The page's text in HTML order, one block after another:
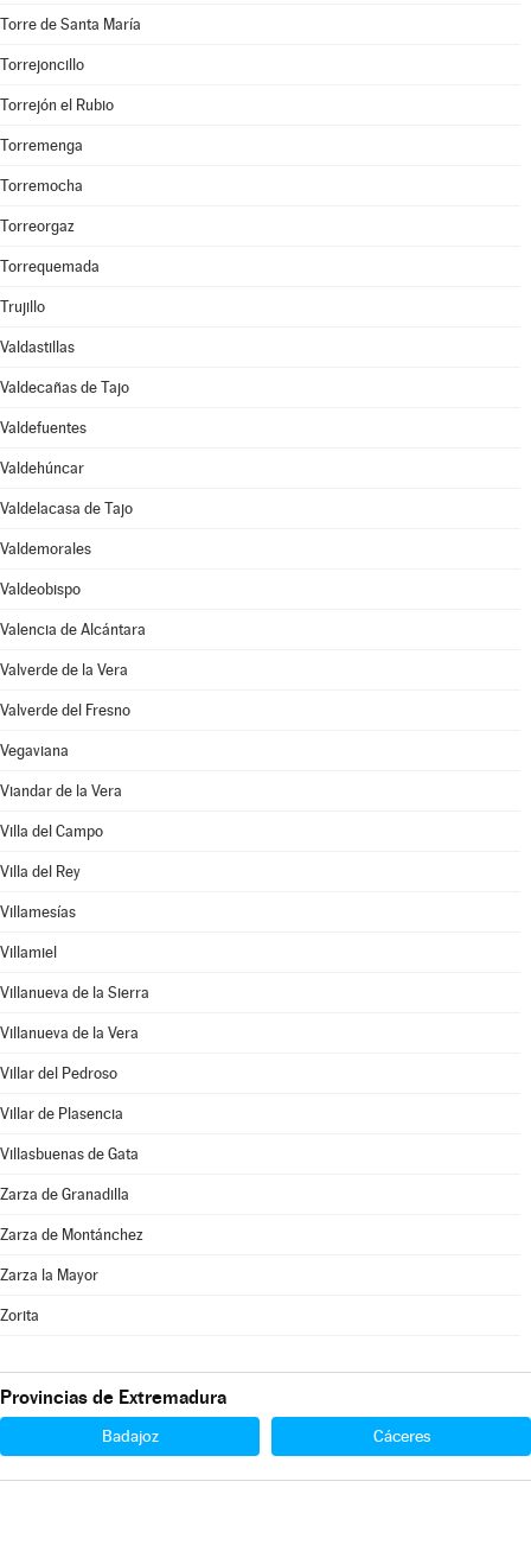
Torre de Santa María
Torrejoncillo
Torrejón el Rubio
Torremenga
Torremocha
Torreorgaz
Torrequemada
Trujillo
Valdastillas
Valdecañas de Tajo
Valdefuentes
Valdehúncar
Valdelacasa de Tajo
Valdemorales
Valdeobispo
Valencia de Alcántara
Valverde de la Vera
Valverde del Fresno
Vegaviana
Viandar de la Vera
Villa del Campo
Villa del Rey
Villamesías
Villamiel
Villanueva de la Sierra
Villanueva de la Vera
Villar del Pedroso
Villar de Plasencia
Villasbuenas de Gata
Zarza de Granadilla
Zarza de Montánchez
Zarza la Mayor
Zorita
Provincias de Extremadura
Badajoz Cáceres